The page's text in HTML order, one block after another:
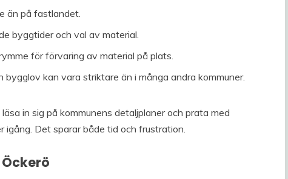
än på fastlandet.
byggtider och val av material.
för förvaring av material på plats.
kan vara striktare än i många andra kommuner.
in sig på kommunens detaljplaner och prata med
Det sparar både tid och frustration.